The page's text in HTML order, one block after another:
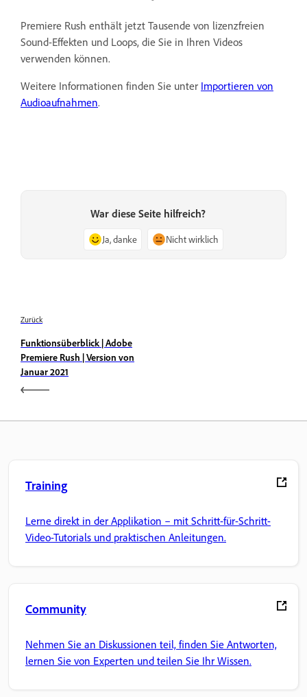
Premiere Rush enthält jetzt Tausende von lizenzfreien
Sound-Effekten und Loops, die Sie in Ihren Videos
verwenden können.
Weitere Informationen finden Sie unter Importieren von
Audioaufnahmen.
War diese Seite hilfreich?
Ja, danke Nicht wirklich
Zurück
Funktionsüberblick | Adobe
Premiere Rush | Version von
Januar 2021
Training
Lerne direkt in der Applikation – mit Schritt-für-Schritt-
Video-Tutorials und praktischen Anleitungen.
Community
Nehmen Sie an Diskussionen teil, finden Sie Antworten,
lernen Sie von Experten und teilen Sie Ihr Wissen.